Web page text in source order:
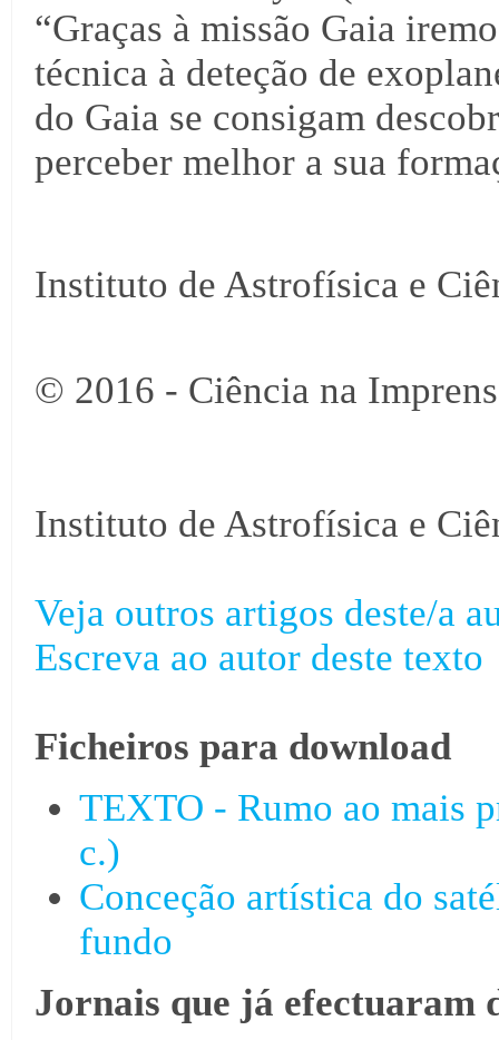
“Graças à missão Gaia
técnica à deteção de
do Gaia se consigam
perceber melhor a sua
Instituto de Astrofísica e
© 2016 - Ciência na
Instituto de Astrofísica e
Veja outros artigos deste/a
Escreva ao autor deste texto
Ficheiros para download
TEXTO - Rumo ao mais
c.)
Conceção artística do
fundo
Jornais que já efectuaram